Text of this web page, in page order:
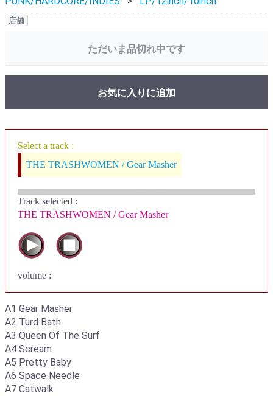
店舗
ただいま品切れ中です
お気に入りに追加
Select a track :
THE TRASHWOMEN / Gear Masher
Track selected :
THE TRASHWOMEN / Gear Masher
volume :
A1 Gear Masher
A2 Turd Bath
A3 Queen Of The Surf
A4 Scream
A5 Pretty Baby
A6 Space Needle
A7 Catwalk